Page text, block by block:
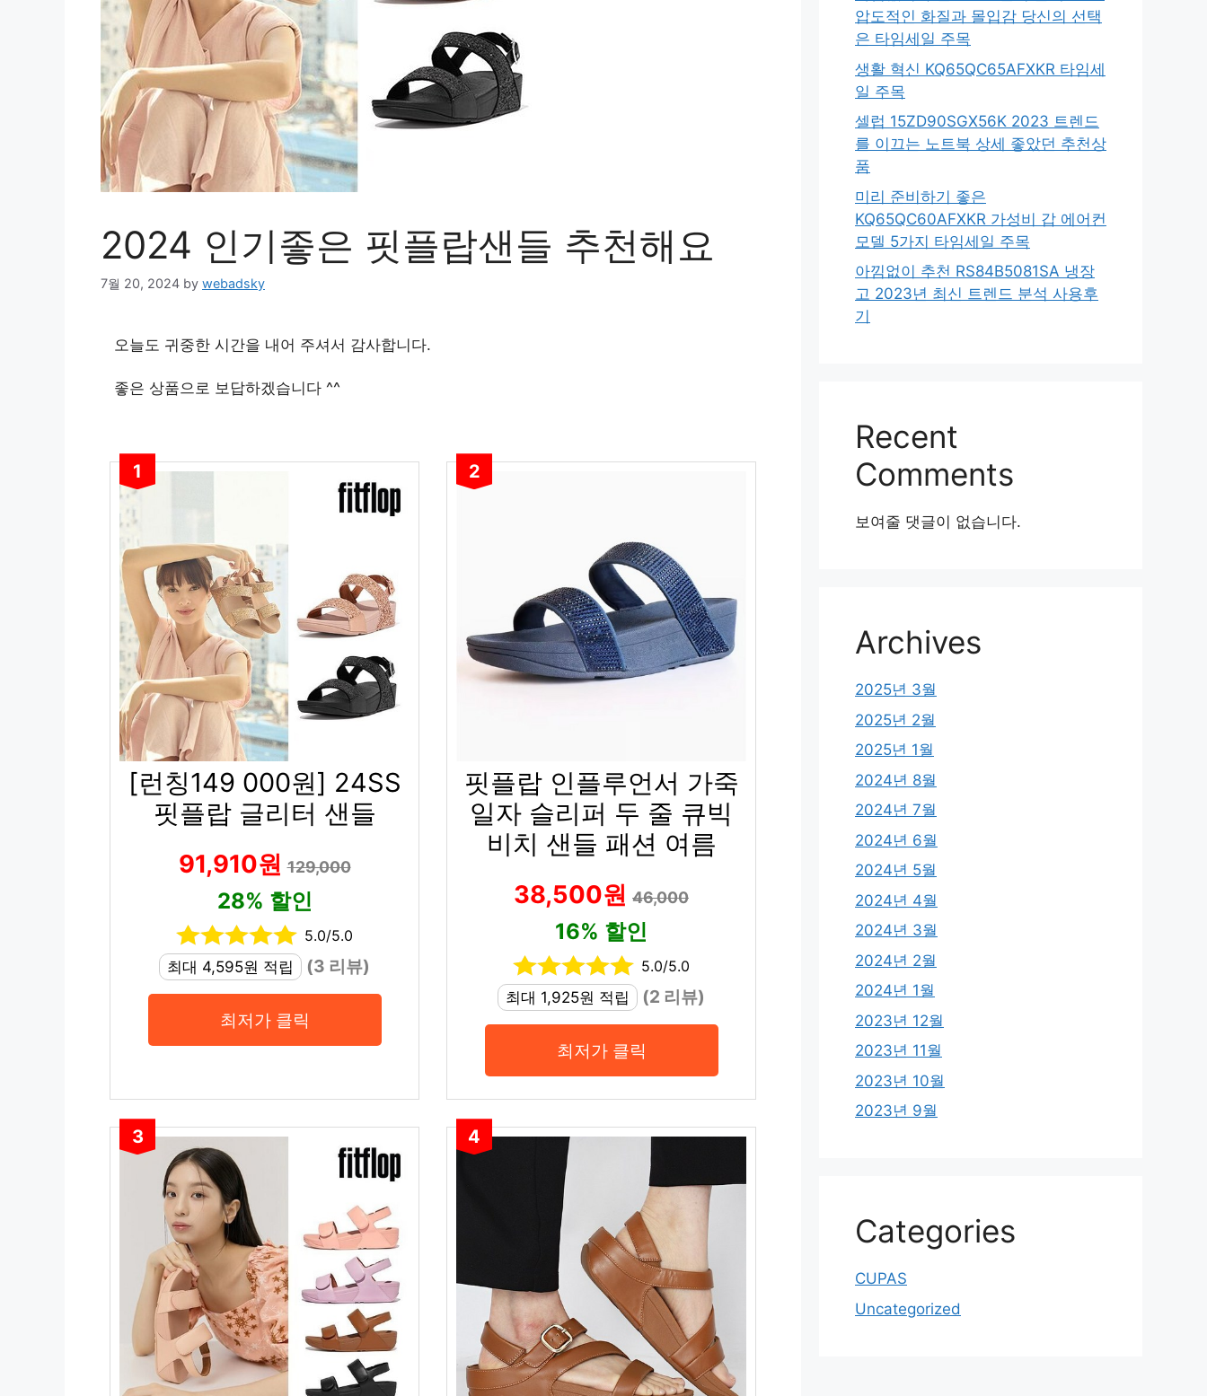
2024 인기좋은 핏플랍샌들 추천해요
7월 20, 2024 by webadsky
오늘도 귀중한 시간을 내어 주셔서 감사합니다.
좋은 상품으로 보답하겠습니다 ^^
1
[런칭149 000원] 24SS
핏플랍 글리터 샌들
91,910원129,000
28% 할인
5.0/5.0
최대 4,595원 적립
(3 리뷰)
최저가 클릭
2
핏플랍 인플루언서 가죽
일자 슬리퍼 두 줄 큐빅
비치 샌들 패션 여름
38,500원 46,000
16% 할인
5.0/5.0
최대 1,925원 적립
(2 리뷰)
최저가 클릭
3 4
압도적인 화질과 몰입감 당신의 선택
은 타임세일 주목
생활 혁신 KQ65QC65AFXKR 타임세
일 주목
셀럽 15ZD90SGX56K 2023 트렌드
를 이끄는 노트북 상세 좋았던 추천상
품
미리 준비하기 좋은
KQ65QC60AFXKR 가성비 갑 에어컨
모델 5가지 타임세일 주목
아낌없이 추천 RS84B5081SA 냉장
고 2023년 최신 트렌드 분석 사용후
기
Recent
Comments
보여줄 댓글이 없습니다.
Archives
2025년 3월
2025년 2월
2025년 1월
2024년 8월
2024년 7월
2024년 6월
2024년 5월
2024년 4월
2024년 3월
2024년 2월
2024년 1월
2023년 12월
2023년 11월
2023년 10월
2023년 9월
Categories
CUPAS
Uncategorized